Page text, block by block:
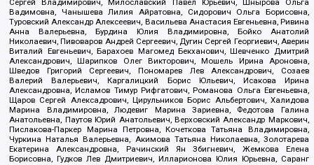
Сергей Владимирович, Милославский Павел Юрьевич, Шнырова Ольга
Вадимовна, Чанышева Лилия Айратовна, Сидорович Ольга Борисовна,
Туровский Александр Алексеевич, Васильева Анастасия Евгеньевна, Ривина
Анна Валерьевна, Бурдина Юлия Владимировна, Бойко Анатолий
Николаевич, Пивоваров Андрей Сергеевич, Дугин Сергей Георгиевич, Аверин
Виталий Евгеньевич, Барахоев Магомед Бекханович, Шевченко Дмитрий
Александрович, Шарипков Олег Викторович, Мошель Ирина Ароновна,
Шведов Григорий Сергеевич, Пономарев Лев Александрович, Созаев
Валерий Валерьевич, Каргалицкий Борис Юльевич, Исакова Ирина
Александровна, Исламов Тимур Рифгатович, Романова Ольга Евгеньевна,
Щаров Сергей Алексадрович, Цирульников Борис Альбертович, Халидова
Марина Владимировна, Людевиг Марина Зариевна, Федотова Галина
Анатольевна, Паутов Юрий Анатольевич, Верховский Александр Маркович,
Пислакова-Паркер Марина Петровна, Кочеткова Татьяна Владимировна,
Чуркина Наталья Валерьевна, Акимова Татьяна Николаевна, Золотарева
Екатерина Александровна, Рачинский Ян Збигневич, Жемкова Елена
Борисовна, Гудков Лев Дмитриевич, Илларионова Юлия Юрьевна, Саранг